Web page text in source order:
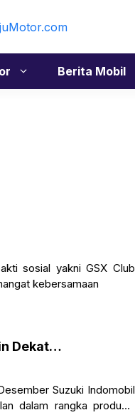
Berita Mobil
sosial yakni GSX Club
kebersamaan
Dekat…
Suzuki Indomobil
dalam rangka produksi